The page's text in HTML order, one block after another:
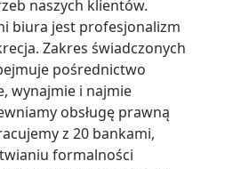
naszych klientów.
biura jest profesjonalizm
Zakres świadczonych
pośrednictwo
wynajmie i najmie
obsługę prawną
z 20 bankami,
formalności